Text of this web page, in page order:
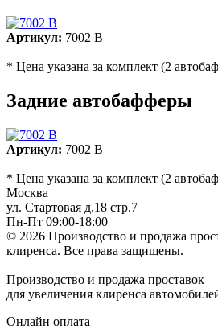
Артикул: 7002 B
* Цена указана за комплект (2
Задние автобафферы
Артикул: 7002 B
* Цена указана за комплект (2
Москва
ул. Стартовая д.18 стр.7
Пн-Пт 09:00-18:00
© 2026 Производство и продажа
клиренса. Все права защищены.
Производство и продажа проставок
для увеличения клиренса
Онлайн оплата